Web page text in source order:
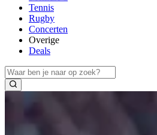
Tennis
Rugby
Concerten
Overige
Deals